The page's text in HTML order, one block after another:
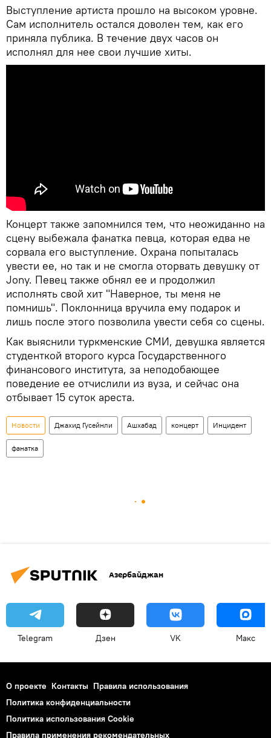
Выступление артиста прошло на высоком уровне.
Сам исполнитель остался доволен тем, как его
приняла публика. В течение двух часов он
исполнял для нее свои лучшие хиты.
Концерт также запомнился тем, что неожиданно на
сцену выбежала фанатка певца, которая едва не
сорвала его выступление. Охрана попыталась
увести ее, но так и не смогла оторвать девушку от
Jony. Певец также обнял ее и продолжил
исполнять свой хит "Наверное, ты меня не
помнишь". Поклонница вручила ему подарок и
лишь после этого позволила увести себя со сцены.
Как выяснили туркменские СМИ, девушка является
студенткой второго курса Государственного
финансового института, за неподобающее
поведение ее отчислили из вуза, и сейчас она
отбывает 15 суток ареста.
Новости Джахид Гусейнли Ашхабад концерт Инцидент
фанатка
Азербайджан
Telegram Дзен VK Макс
О проекте Контакты Правила использования
Политика конфиденциальности
Политика использования Cookie
Правила применения рекомендательных